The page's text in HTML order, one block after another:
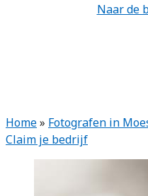
Naar de
Home» Fotografen in
Claim je bedrijf